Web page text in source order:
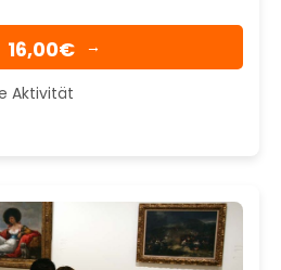
16,00€ →
Aktivität